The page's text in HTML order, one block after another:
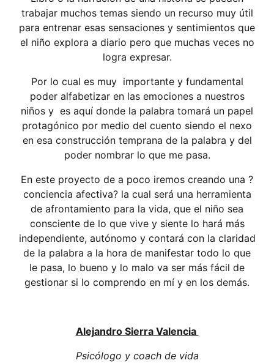
trabajar muchos temas siendo un recurso muy útil
para entrenar esas sensaciones y sentimientos que
el niño explora a diario pero que muchas veces no
logra expresar.
Por lo cual es muy importante y fundamental
poder alfabetizar en las emociones a nuestros
niños y es aquí donde la palabra tomará un papel
protagónico por medio del cuento siendo el nexo
en esa construcción temprana de la palabra y del
poder nombrar lo que me pasa.
En este proyecto de a poco iremos creando una ?
conciencia afectiva? la cual será una herramienta
de afrontamiento para la vida, que el niño sea
consciente de lo que vive y siente lo hará más
independiente, autónomo y contará con la claridad
de la palabra a la hora de manifestar todo lo que
le pasa, lo bueno y lo malo va ser más fácil de
gestionar si lo comprendo en mí y en los demás.
Alejandro Sierra Valencia
Psicólogo y coach de vida